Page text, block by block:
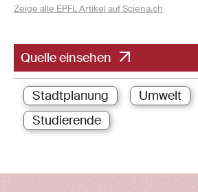
Zeige alle EPFL Artikel auf Sciena.ch
Quelle einsehen
Stadtplanung Umwelt
Studierende